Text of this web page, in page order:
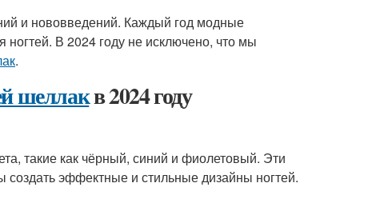
и нововведений. Каждый год модные
В 2024 году не исключено, что мы
.
шеллакв 2024 году
такие как чёрный, синий и фиолетовый. Эти
создать эффектные и стильные дизайны ногтей.